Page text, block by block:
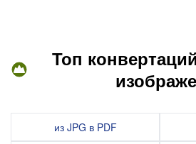
Топ
из JPG в PDF